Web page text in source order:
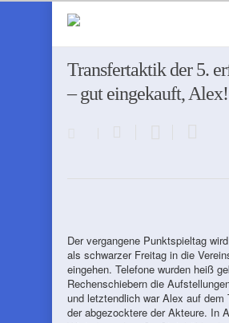
Transfertaktik der 5.
– gut eingekauft, Alex!
Der vergangene Punktspieltag
als schwarzer Freitag in die
eingehen. Telefone wurden heiß
Rechenschiebern die
und letztendlich war Alex auf dem
der abgezocktere der Akteure. In